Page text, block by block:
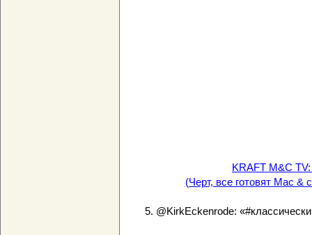
KRAFT M&C
(Черт, все готовят Mac &
5. @KirkEckenrode: